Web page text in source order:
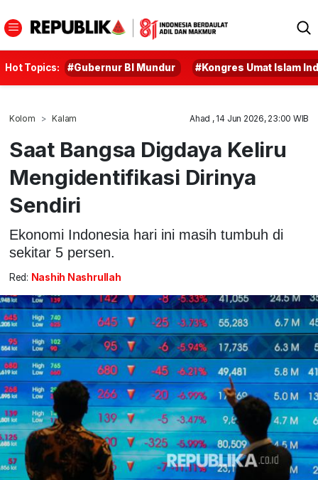
Hot Topics: #Gubernur BI Mundur #Kongres Umat Islam
Kolom Kalam Ahad , 14 Jun 2026, 23:00 WIB
Saat Bangsa Digdaya Keliru
Mengidentifikasi Dirinya
Sendiri
Ekonomi Indonesia hari ini masih tumbuh di
sekitar 5 persen.
Red: Nashih Nashrullah